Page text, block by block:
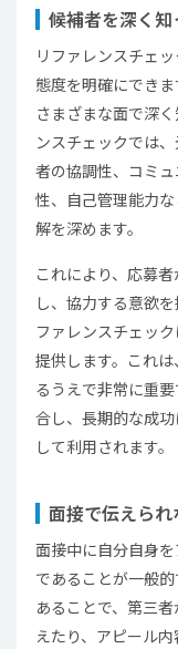
候補者を深く知
リファレンスチェ
態度を明確にでき
さまざまな面で深
ンスチェックでは
者の協調性、コミ
性、自己管理能力
解を深めます。
これにより、応募
し、協力する意欲
ファレンスチェッ
提供します。これ
るうえで非常に重
合し、長期的な成
して利用されます。
面接で伝えら
面接中に自分自身
であることが一般
あることで、第三
えたり、アピール内